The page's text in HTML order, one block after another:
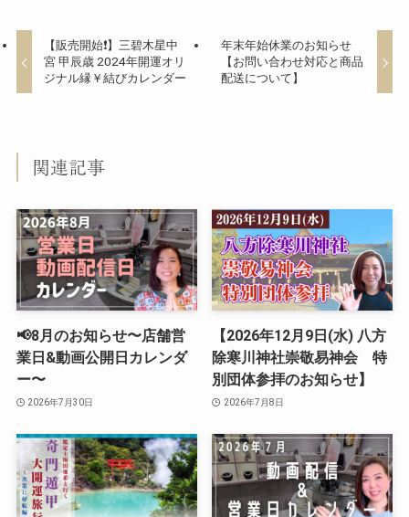
【販売開始❗️】三碧木星中
宮 甲辰歳 2024年開運オリ
ジナル縁￥結びカレンダー
年末年始休業のお知らせ
【お問い合わせ対応と商品
配送について】
関連記事
📢8月のお知らせ〜店舗営
業日&動画公開日カレンダ
ー〜
2026年7月30日
【2026年12月9日(水) 八方
除寒川神社崇敬易神会 特
別団体参拝のお知らせ】
2026年7月8日